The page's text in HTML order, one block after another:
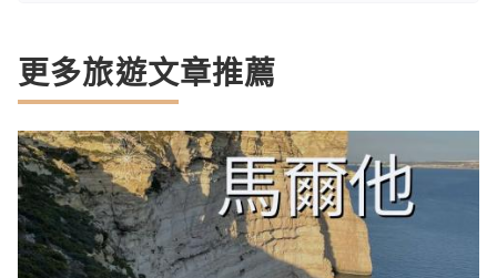
更多旅遊文章推薦